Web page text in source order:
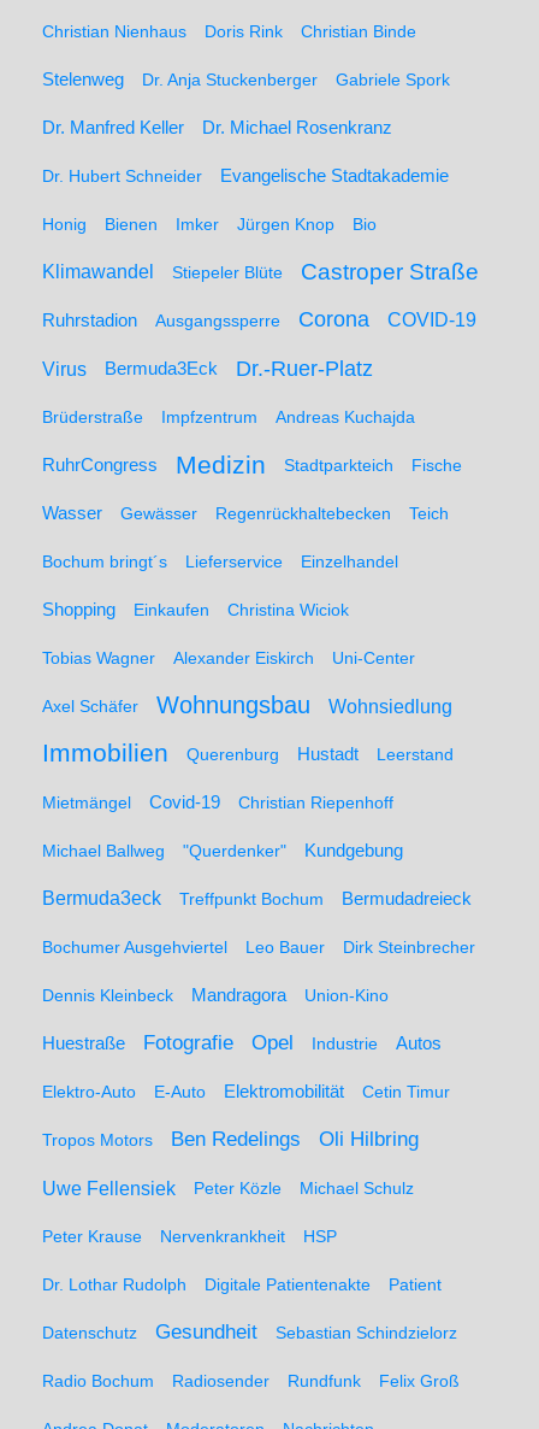
Christian Nienhaus Doris Rink Christian Binde
Stelenweg Dr. Anja Stuckenberger Gabriele Spork
Dr. Manfred Keller Dr. Michael Rosenkranz
Dr. Hubert Schneider Evangelische Stadtakademie
Honig Bienen Imker Jürgen Knop Bio
Klimawandel Stiepeler Blüte Castroper Straße
Ruhrstadion Ausgangssperre Corona COVID-19
Virus Bermuda3Eck Dr.-Ruer-Platz
Brüderstraße Impfzentrum Andreas Kuchajda
RuhrCongress Medizin Stadtparkteich Fische
Wasser Gewässer Regenrückhaltebecken Teich
Bochum bringt´s Lieferservice Einzelhandel
Shopping Einkaufen Christina Wiciok
Tobias Wagner Alexander Eiskirch Uni-Center
Axel Schäfer Wohnungsbau Wohnsiedlung
Immobilien Querenburg Hustadt Leerstand
Mietmängel Covid-19 Christian Riepenhoff
Michael Ballweg "Querdenker" Kundgebung
Bermuda3eck Treffpunkt Bochum Bermudadreieck
Bochumer Ausgehviertel Leo Bauer Dirk Steinbrecher
Dennis Kleinbeck Mandragora Union-Kino
Huestraße Fotografie Opel Industrie Autos
Elektro-Auto E-Auto Elektromobilität Cetin Timur
Tropos Motors Ben Redelings Oli Hilbring
Uwe Fellensiek Peter Közle Michael Schulz
Peter Krause Nervenkrankheit HSP
Dr. Lothar Rudolph Digitale Patientenakte Patient
Datenschutz Gesundheit Sebastian Schindzielorz
Radio Bochum Radiosender Rundfunk Felix Groß